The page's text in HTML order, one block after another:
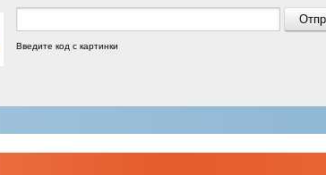
Введите код с картинки